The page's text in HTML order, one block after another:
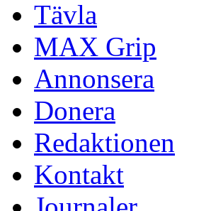
Tävla
MAX Grip
Annonsera
Donera
Redaktionen
Kontakt